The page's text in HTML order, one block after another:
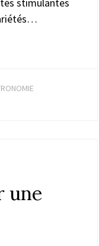
stimulantes
une